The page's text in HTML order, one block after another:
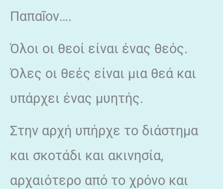
Παπαῖον….
Όλοι οι θεοί είναι ένας θεός.
Όλες οι θεές είναι μια θεά και
υπάρχει ένας μυητής.
Στην αρχή υπήρχε το διάστημα
και σκοτάδι και ακινησία,
αρχαιότερο από το χρόνο και